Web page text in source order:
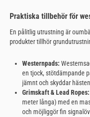
Praktiska tillbehör för
En pålitlig utrustning är
produkter tillhör
Westernpads:
en tjock, stötdämpande
jämnt och skyddar
Grimskaft & Lead Ropes:
meter långa) med en
och möjliggör fin